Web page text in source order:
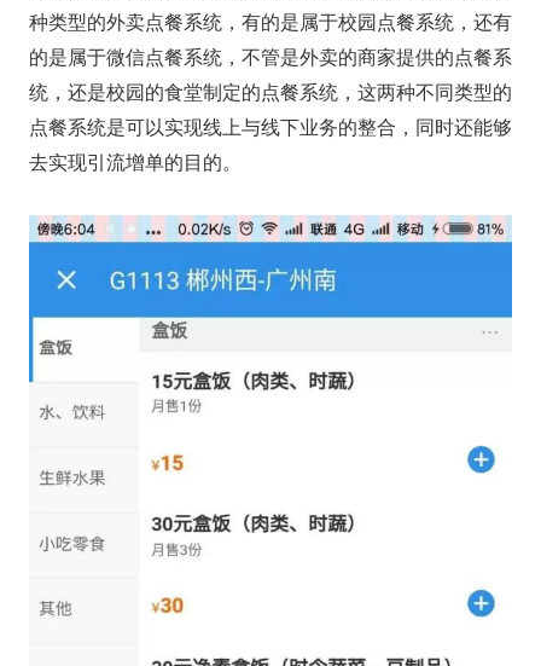
种类型的外卖点餐系统，有的是属于校园点餐系统，还有
的是属于微信点餐系统，不管是外卖的商家提供的点餐系
统，还是校园的食堂制定的点餐系统，这两种不同类型的
点餐系统是可以实现线上与线下业务的整合，同时还能够
去实现引流增单的目的。